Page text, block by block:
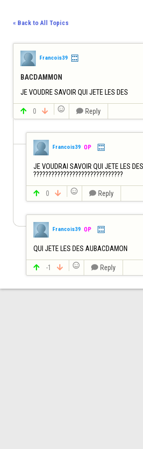
« Back to All Topics
Francois39
BACDAMMON
JE VOUDRE SAVOIR QUI JETE LES DES
 0    Reply
Francois39 OP
JE VOUDRAI SAVOIR QUI JETE LES
??????????????????????????????
 0    Reply
Francois39 OP
QUI JETE LES DES AUBACDAMON
 -1    Reply